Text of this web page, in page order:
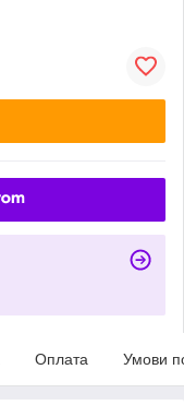
Оплата Умови